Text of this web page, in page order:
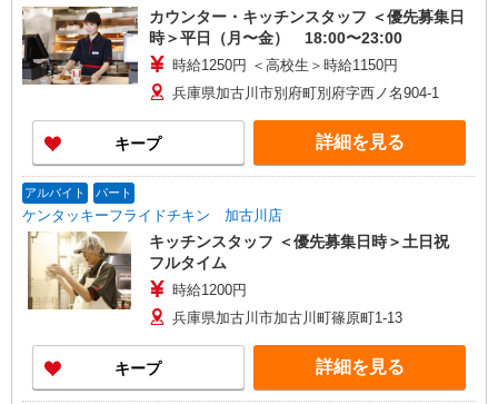
カウンター・キッチンスタッフ ＜優先募集日
時＞平日（月〜金） 18:00〜23:00
時給1250円 ＜高校生＞時給1150円
兵庫県加古川市別府町別府字西ノ名904-1
キープ 詳細を見る
アルバイト パート
ケンタッキーフライドチキン 加古川店
キッチンスタッフ ＜優先募集日時＞土日祝
フルタイム
時給1200円
兵庫県加古川市加古川町篠原町1-13
キープ 詳細を見る